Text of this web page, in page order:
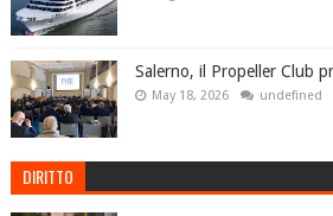
Salerno, il Propeller Club
May 18, 2026 undefined
DIRITTO